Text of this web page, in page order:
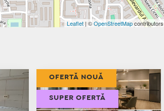
Leaflet| ©OpenStreetMapcontributors
OFERTĂ NOUĂ
SUPER OFERTĂ